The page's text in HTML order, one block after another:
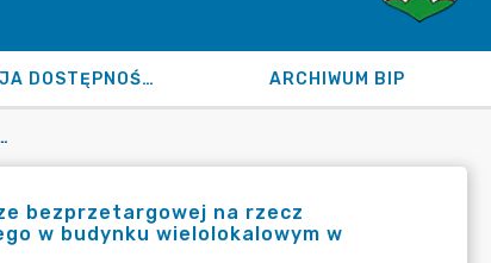
DEKLARACJA DOSTĘPNOŚCI ARCHIWUM BIP
NAJEMCY LOKALU MIESZKALNEGO USYTUOWANEGO W BUDYNKU WIELOLOKALOWYM W ŁĘCZYCY
bezprzetargowej na rzecz
w budynku wielolokalowym w